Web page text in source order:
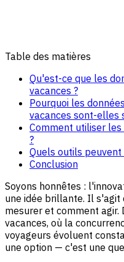
Table des matières
Qu'est-ce que les
vacances ?
Pourquoi les
vacances sont-elles
Comment utiliser
?
Quels outils peuvent
Conclusion
Soyons honnêtes :
une idée brillante. Il s'agit
mesurer et comment
vacances, où la
voyageurs évoluent
une option — c'est une